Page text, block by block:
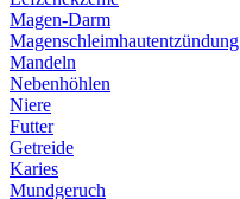
Magen-Darm
Magenschleimhautentzündung
Mandeln
Nebenhöhlen
Niere
Futter
Getreide
Karies
Mundgeruch